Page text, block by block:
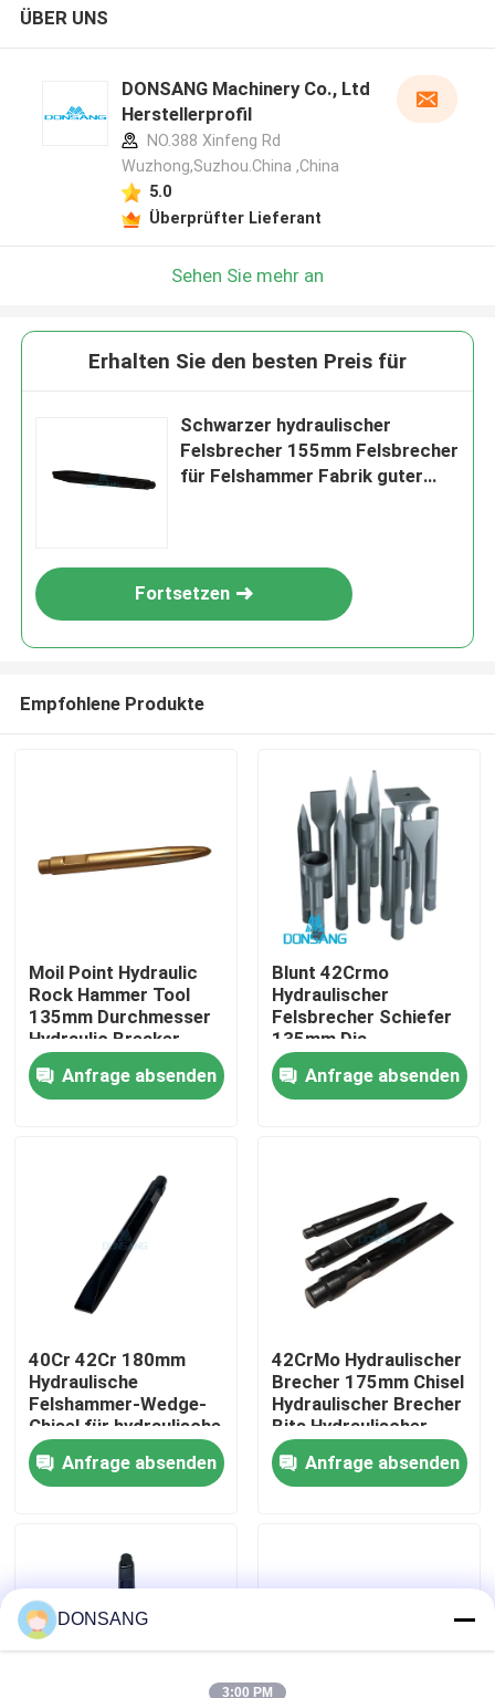
Haus
Über uns
Qualitätskontrolle
Treten Sie mit uns in Verbindung
Hydraulischer Felsen-Unterbrecher
Bagger-hydraulischer Unterbrecher
ÜBER UNS
DONSANG Machinery Co., Ltd
Herstellerprofil
NO.388 Xinfeng Rd
Wuzhong,Suzhou.China ,China
5.0
Überprüfter Lieferant
Sehen Sie mehr an
Erhalten Sie den besten Preis für
Schwarzer hydraulischer
Felsbrecher 155mm Felsbrecher
für Felshammer Fabrik guter
Fortsetzen
Empfohlene Produkte
Moil Point Hydraulic
Rock Hammer Tool
135mm Durchmesser
Hydraulic Breaker
Chisel zum Verkauf
DS8CAnfrage absenden
Blunt 42Crmo
Hydraulischer
Felsbrecher Schiefer
135mm Dia
Hydraulischer Hammer
Teile Schiefer DS8C
Anfrage absenden
40Cr 42Cr 180mm
Hydraulische
Felshammer-Wedge-
Chisel für hydraulische
Brecherteile DS8C
Anfrage absenden
42CrMo Hydraulischer
Brecher 175mm Chisel
Hydraulischer Brecher
Bits Hydraulischer
Felshammer DS86
Anfrage absenden
DONSANG
3:00 PM